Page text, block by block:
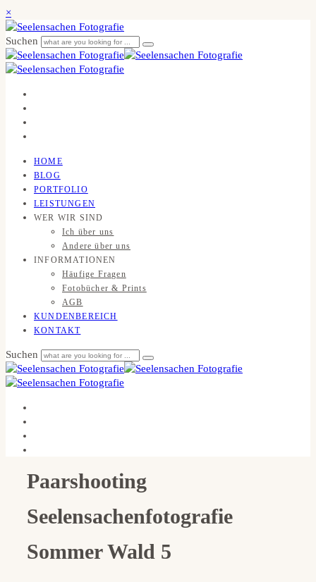
×
Suchen
HOME
BLOG
PORTFOLIO
LEISTUNGEN
WER WIR SIND
Ich über uns
Andere über uns
INFORMATIONEN
Häufige Fragen
Fotobücher & Prints
AGB
KUNDENBEREICH
KONTAKT
Suchen
Paarshooting
Seelensachenfotografie
Sommer Wald 5